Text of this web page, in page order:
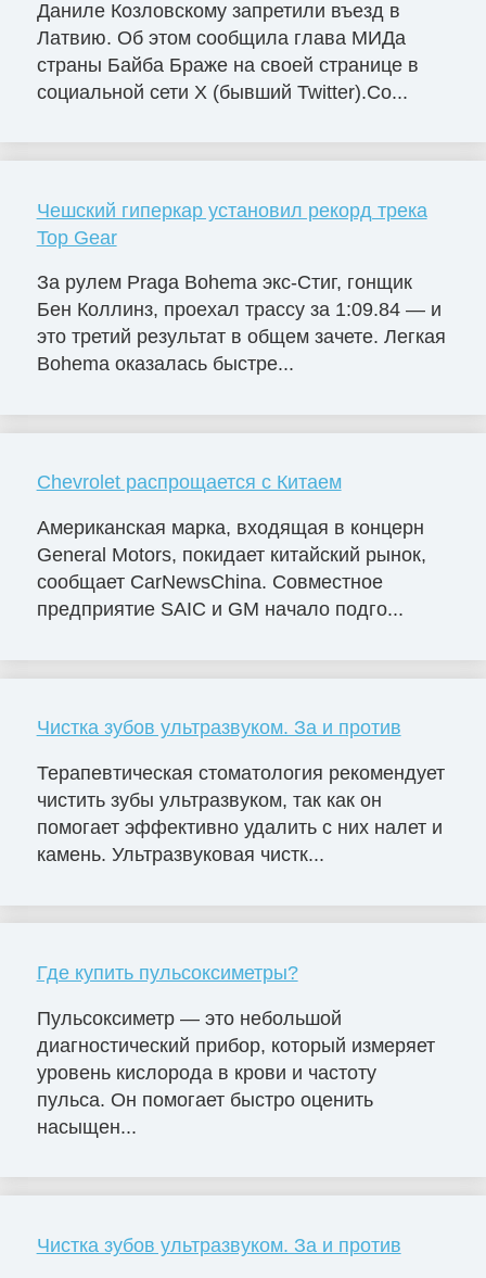
Даниле Козловскому запретили въезд в
Латвию. Об этом сообщила глава МИДа
страны Байба Браже на своей странице в
социальной сети X (бывший Twitter).Со...
Чешский гиперкар установил рекорд трека
Top Gear
За рулем Praga Bohema экс-Стиг, гонщик
Бен Коллинз, проехал трассу за 1:09.84 — и
это третий результат в общем зачете. Легкая
Bohema оказалась быстре...
Chevrolet распрощается с Китаем
Американская марка, входящая в концерн
General Motors, покидает китайский рынок,
сообщает CarNewsChina. Совместное
предприятие SAIC и GM начало подго...
Чистка зубов ультразвуком. За и против
Терапевтическая стоматология рекомендует
чистить зубы ультразвуком, так как он
помогает эффективно удалить с них налет и
камень. Ультразвуковая чистк...
Где купить пульсоксиметры?
Пульсоксиметр — это небольшой
диагностический прибор, который измеряет
уровень кислорода в крови и частоту
пульса. Он помогает быстро оценить
насыщен...
Чистка зубов ультразвуком. За и против